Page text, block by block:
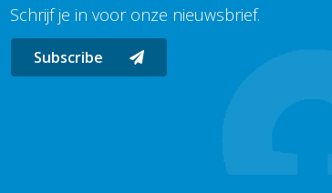
Schrijf je in voor onze nieuwsbrief.
Subscribe